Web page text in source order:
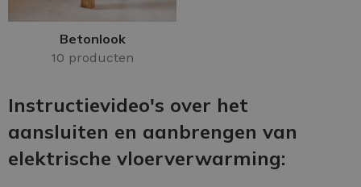
Betonlook
10 producten
Instructievideo's over het
aansluiten en aanbrengen van
elektrische vloerverwarming: